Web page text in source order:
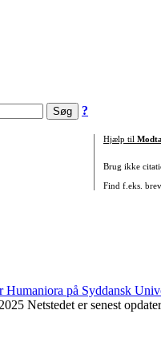
?
Hjælp til
Brug ikke
Find f.eks.
Netstedet er senest